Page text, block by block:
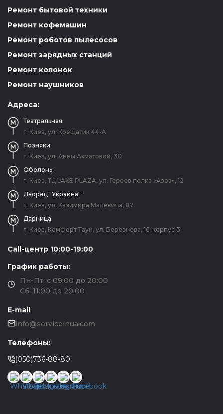
Ремонт бытовой техники
Ремонт кофемашин
Ремонт роботов пылесосов
Ремонт зарядных станций
Ремонт колонок
Ремонт наушников
Адреса:
Театральная
г. Киев, ул. Крещатик 44-А
Позняки
г. Киев, ул. Анны Ахматовой, 30
Оболонь
г. Киев, ТЦ LAKE PLAZA, ул. Героев полка «Азов», 12
Дворец "Украина"
г. Киев, ул. Казимира Малевича, 87
Дарница
г. Киев, Комфорт Таун, ул. Березнева, 16, корпус 3
Call-центр 10:00-19:00
График работы:
Пн-Пт: с 09:00 до 20:00
Сб: 11:00 до 20:00
E-mail
info@serviceinua.com
Телефоны:
(050)736-88-80